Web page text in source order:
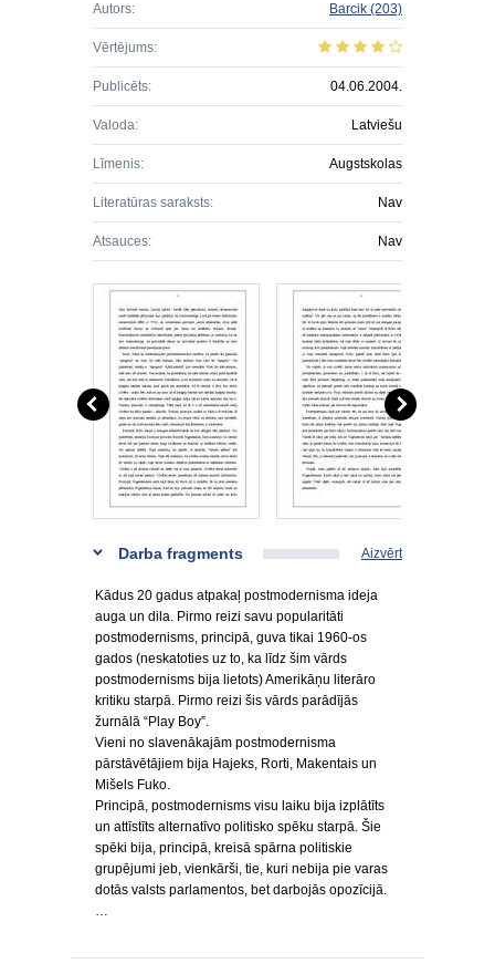
Autors: Barcik (203)
Vērtējums:
Publicēts: 04.06.2004.
Valoda: Latviešu
Līmenis: Augstskolas
Literatūras saraksts: Nav
Atsauces: Nav
Darba fragments Aizvērt
Kādus 20 gadus atpakaļ postmodernisma ideja
auga un dila. Pirmo reizi savu popularitāti
postmodernisms, principā, guva tikai 1960-os
gados (neskatoties uz to, ka līdz šim vārds
postmodernisms bija lietots) Amerikāņu literāro
kritiku starpā. Pirmo reizi šis vārds parādījās
žurnālā “Play Boy”.
Vieni no slavenākajām postmodernisma
pārstāvētājiem bija Hajeks, Rorti, Makentais un
Mišels Fuko.
Principā, postmodernisms visu laiku bija izplātīts
un attīstīts alternatīvo politisko spēku starpā. Šie
spēki bija, principā, kreisā spārna politiskie
grupējumi jeb, vienkārši, tie, kuri nebija pie varas
dotās valsts parlamentos, bet darbojās opozīcijā.
…